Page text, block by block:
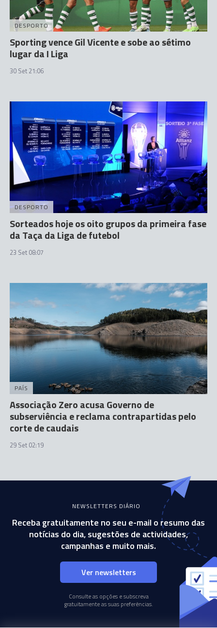
DESPORTO
Sporting vence Gil Vicente e sobe ao sétimo
lugar da I Liga
30 Set 21:06
DESPORTO
Sorteados hoje os oito grupos da primeira fase
da Taça da Liga de futebol
23 Set 08:07
PAÍS
Associação Zero acusa Governo de
subserviência e reclama contrapartidas pelo
corte de caudais
29 Set 02:19
NEWSLETTERS DIÁRIO
Receba gratuitamente no seu e-mail o resumo das
notícias do dia, sugestões de actividades,
campanhas e muito mais.
Ver newsletters
Consulte as opções e subscreva
gratuitamente as suas preferências.